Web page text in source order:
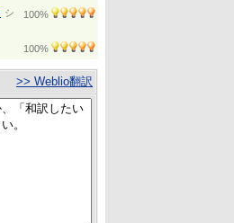
シ
100%
100%
>> Weblio翻訳